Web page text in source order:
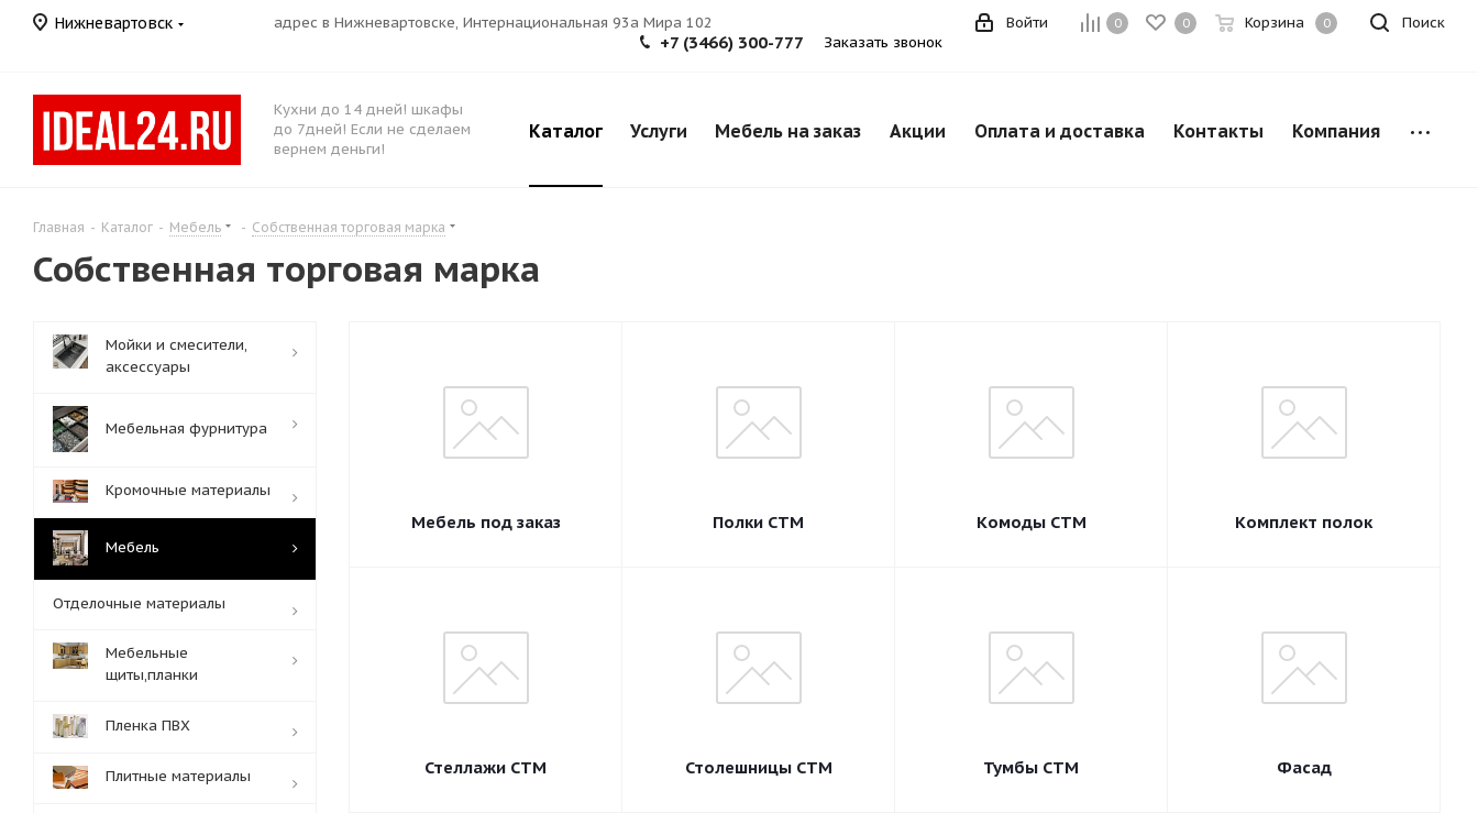
Нижневартовск адрес в Нижневартовске, Интернациональная 93а Мира 102 Поиск
0 0 Корзина 0
Войти
+7 (3466) 300-777 Заказать звонок
Кухни до 14 дней! шкафы
до 7дней! Если не сделаем
вернем деньги!
Каталог Услуги Мебель на заказ Акции Оплата и доставка Контакты Компания
Главная - Каталог - Мебель - Собственная торговая марка
Собственная торговая марка
Мебель под заказ Полки СТМ Комоды СТМ Комплект полок
Стеллажи СТМ Столешницы СТМ Тумбы СТМ Фасад
Мойки и смесители,
аксессуары
Мебельная фурнитура
Кромочные материалы
Мебель
Отделочные материалы
Мебельные
щиты,планки
Пленка ПВХ
Плитные материалы